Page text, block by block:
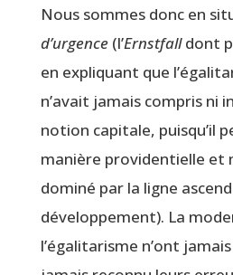
Nous sommes donc en
d’urgence (l’Ernst­falldont
en expli­quant que
n’avait jamais com­pris ni
notion capi­tale, puisqu’il
manière pro­vi­den­tielle et
domi­né par la ligne
déve­lop­pe­ment). La
l’égalitarisme n’ont